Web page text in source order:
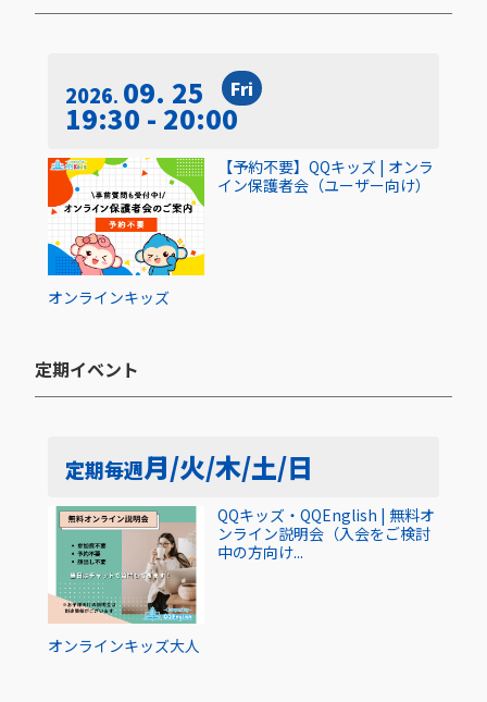
2026 09. 25 Fri
19:30 - 20:00
オンラインキッズ
【予約不要】QQキッズ | オンラ
イン保護者会（ユーザー向け）
定期イベント​
定期毎週月/火/木/土/日
オンラインキッズ大人
QQキッズ・QQEnglish | 無料オ
ンライン説明会（入会をご検討
中の方向け...